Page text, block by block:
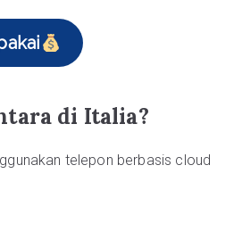
di Italia?
telepon berbasis cloud